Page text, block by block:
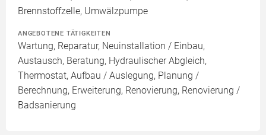
Brennstoffzelle, Umwälzpumpe
ANGEBOTENE TÄTIGKEITEN
Wartung, Reparatur, Neuinstallation / Einbau,
Austausch, Beratung, Hydraulischer Abgleich,
Thermostat, Aufbau / Auslegung, Planung /
Berechnung, Erweiterung, Renovierung, Renovierung /
Badsanierung